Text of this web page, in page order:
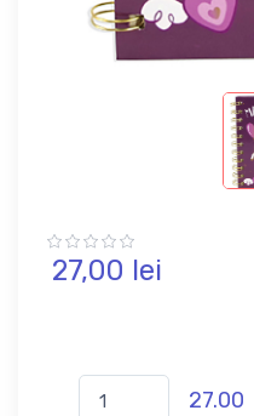
27,00 lei
27.00